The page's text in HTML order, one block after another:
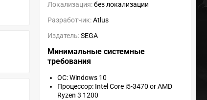
Локализация:без локализации
Разработчик:Atlus
Издатель:SEGA
Минимальные системные
требования
ОС: Windows 10
Процессор: Intel Core i5-3470 or AMD
Ryzen 3 1200